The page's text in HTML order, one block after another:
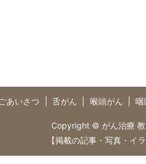
ごあいさつ 舌がん 喉頭がん 咽
Copyright © がん治療
【掲載の記事・写真・イ